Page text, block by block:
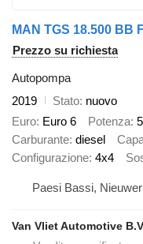
MAN TGS 18.500 BB
Prezzo su richiesta
Autopompa
2019
Stato nuovo
Euro Euro 6 Potenza
Carburante diesel
Configurazione 4x4
Paesi Bassi,
Van Vliet Automotive